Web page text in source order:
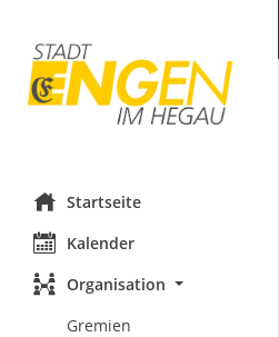
Startseite
Kalender
Organisation
Gremien